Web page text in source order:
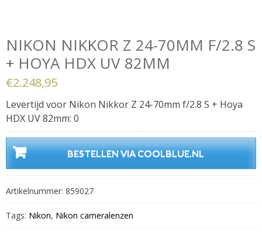
NIKON NIKKOR Z 24-70MM F/2.8 S
+ HOYA HDX UV 82MM
€2.248,95
Levertijd voor Nikon Nikkor Z 24-70mm f/2.8 S + Hoya
HDX UV 82mm: 0
BESTELLEN VIA COOLBLUE.NL
Artikelnummer: 859027
Tags: Nikon, Nikon cameralenzen